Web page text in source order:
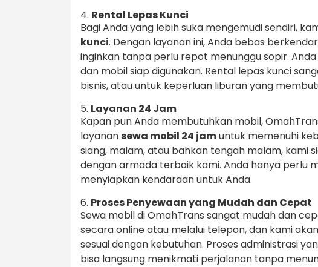
4. Rental Lepas Kunci
Bagi Anda yang lebih suka mengemudi sendiri,
kunci. Dengan layanan ini, Anda bebas
inginkan tanpa perlu repot menunggu sopir.
dan mobil siap digunakan. Rental lepas kunci
bisnis, atau untuk keperluan liburan yang
5. Layanan 24 Jam
Kapan pun Anda membutuhkan mobil,
layanansewa mobil 24 jamuntuk memenuhi
siang, malam, atau bahkan tengah malam, kami
dengan armada terbaik kami. Anda hanya perlu
menyiapkan kendaraan untuk Anda.
6. Proses Penyewaan yang Mudah dan Cepat
Sewa mobil di OmahTrans sangat mudah dan
secara online atau melalui telepon, dan kami
sesuai dengan kebutuhan. Proses administrasi
bisa langsung menikmati perjalanan tanpa